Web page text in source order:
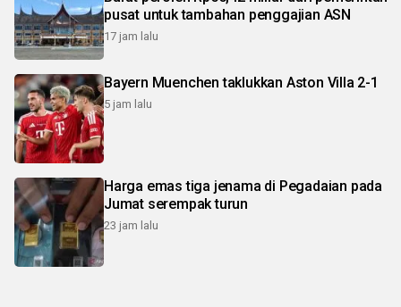
pusat untuk tambahan penggajian ASN
17 jam lalu
Bayern Muenchen taklukkan Aston Villa 2-1
5 jam lalu
Harga emas tiga jenama di Pegadaian pada
Jumat serempak turun
23 jam lalu